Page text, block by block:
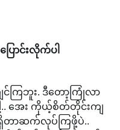
ာင်းလိုက်ပါ
ြဘူး. ဒီတော့ကြုံလာ
အေး ကိုယ့်စိတ်တိုင်းကျ
တာဆက်လုပ်ကြဖို့ပဲ..